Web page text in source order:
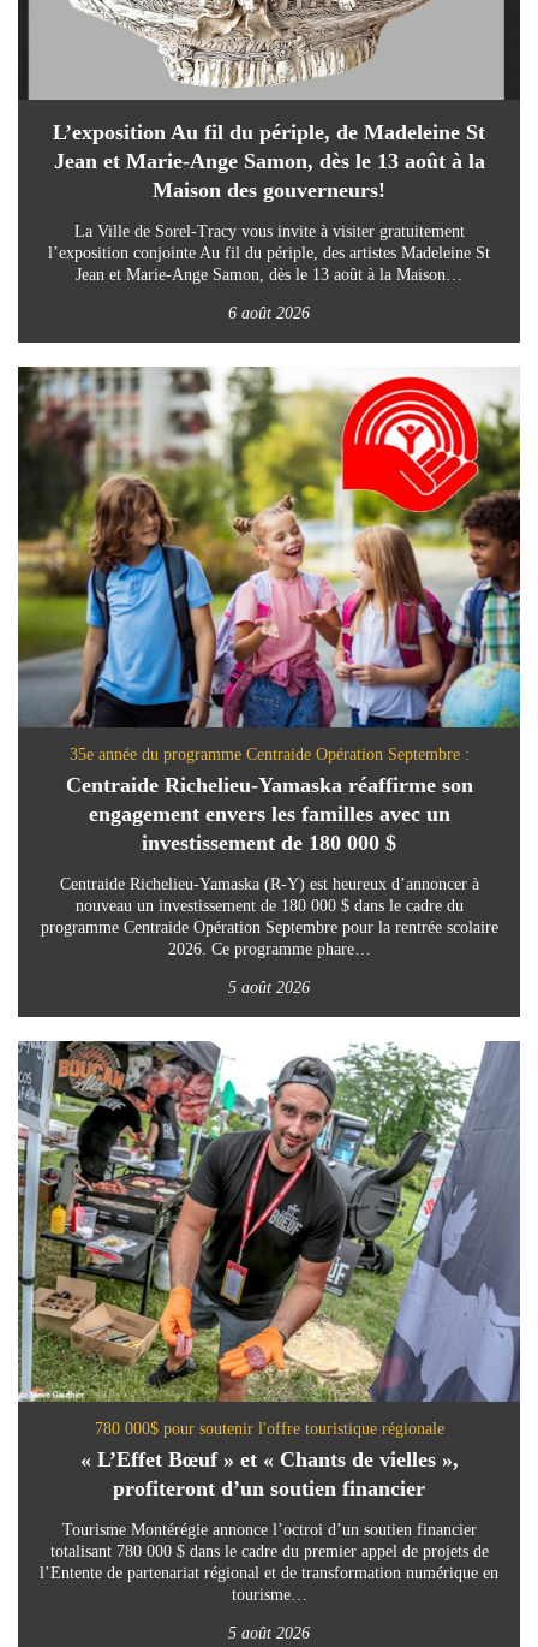
L’exposition Au fil du périple, de Madeleine St
Jean et Marie-Ange Samon, dès le 13 août à la
Maison des gouverneurs!
La Ville de Sorel-Tracy vous invite à visiter gratuitement
l’exposition conjointe Au fil du périple, des artistes Madeleine St
Jean et Marie-Ange Samon, dès le 13 août à la Maison…
6 août 2026
35e année du programme Centraide Opération Septembre :
Centraide Richelieu-Yamaska réaffirme son
engagement envers les familles avec un
investissement de 180 000 $
Centraide Richelieu-Yamaska (R-Y) est heureux d’annoncer à
nouveau un investissement de 180 000 $ dans le cadre du
programme Centraide Opération Septembre pour la rentrée scolaire
2026. Ce programme phare…
5 août 2026
780 000$ pour soutenir l'offre touristique régionale
« L’Effet Bœuf » et « Chants de vielles »,
profiteront d’un soutien financier
Tourisme Montérégie annonce l’octroi d’un soutien financier
totalisant 780 000 $ dans le cadre du premier appel de projets de
l’Entente de partenariat régional et de transformation numérique en
tourisme…
5 août 2026